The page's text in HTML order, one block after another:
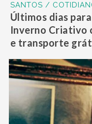
SANTOS /
Últimos dias
Inverno Criativo
e transporte